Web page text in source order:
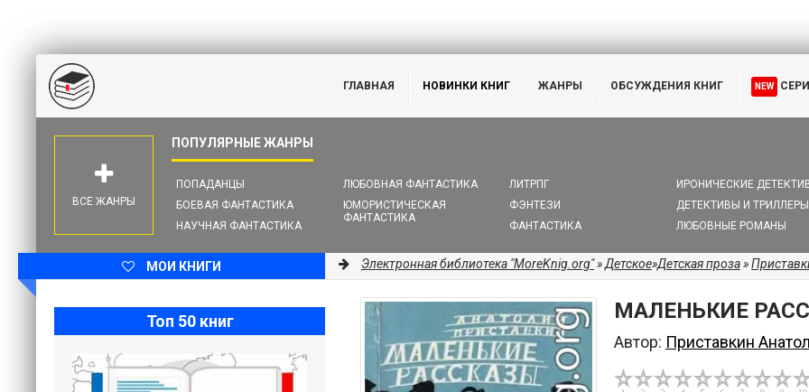
ГЛАВНАЯ НОВИНКИ КНИГ ЖАНРЫ ОБСУЖДЕНИЯ КНИГ NEW
ПОПАДАНЦЫ
БОЕВАЯ ФАНТАСТИКА
НАУЧНАЯ ФАНТАСТИКА
ЛЮБОВНАЯ ФАНТАСТИКА
ЮМОРИСТИЧЕСКАЯ
ФАНТАСТИКА
ЛИТРПГ
ФЭНТЕЗИ
ФАНТАСТИКА
ИРОНИЧЕСКИЕ
ДЕТЕКТИВЫ И ТРИЛЛЕРЫ
ЛЮБОВНЫЕ РОМАНЫ
ВСЕ ЖАНРЫ
МОИ КНИГИ Электронная библиотека "MoreKnig.org"»Детское»Детская проза»
МАЛЕНЬКИЕ
Автор: Приставкин
Топ 50 книг